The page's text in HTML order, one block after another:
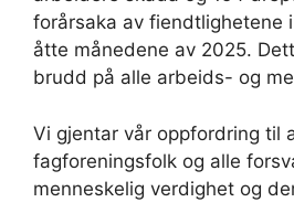
forårsaka av fiendtlighetene
åtte månedene av 2025.
brudd på alle arbeids- og
Vi gjentar vår oppfordring til
fagforeningsfolk og alle
menneskelig verdighet og